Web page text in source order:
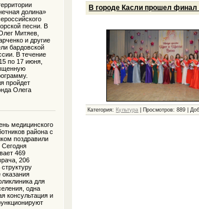
долина»
песни. В
Митяев,
и другие
бардовской
В течение
по 17 июня,
пройдет
Олега
медицинского
района с
поздравили
Сегодня
469
206
для
одна
консультация и
В городе Касли прошел финал
Категория: Культура Просмотров: 889 |